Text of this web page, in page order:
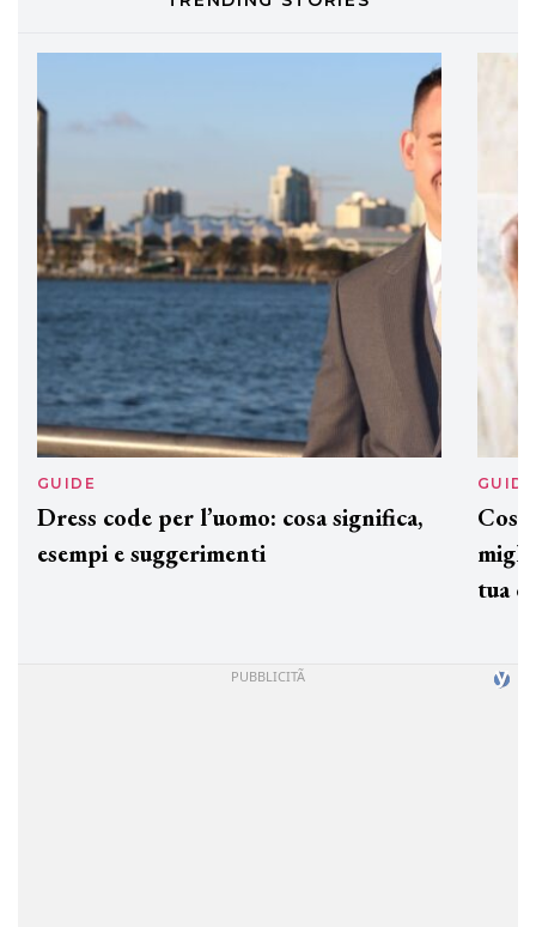
Davines presenta cofanetti beauty
GUIDE
Dress code per l’uomo: cosa significa,
esempi e suggerimenti
GUIDE
tua